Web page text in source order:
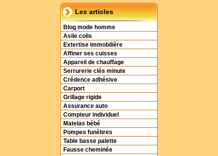
Les articles
Blog mode homme
Asile colis
Extertise immobilière
Affiner ses cuisses
Appareil de chauffage
Serrurerie clés minute
Crédence adhésive
Carport
Grillage rigide
Assurance auto
Compteur individuel
Matelas bébé
Pompes funèbres
Table basse palette
Fausse cheminée